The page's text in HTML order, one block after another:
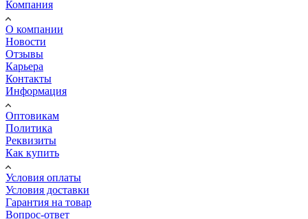
Компания
О компании
Новости
Отзывы
Карьера
Контакты
Информация
Оптовикам
Политика
Реквизиты
Как купить
Условия оплаты
Условия доставки
Гарантия на товар
Вопрос-ответ